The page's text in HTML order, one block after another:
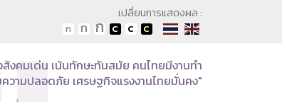
เปลี่ยนการแสดงผล :
งคมเด่น เน้นทักษะทันสมัย คนไทยมีงานทำ
วามปลอดภัย เศรษฐกิจแรงงานไทยมั่นคง"